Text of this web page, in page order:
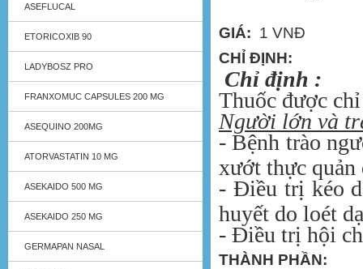
ASEFLUCAL
ETORICOXIB 90
LADYBOSZ PRO
FRANXOMUC CAPSULES 200 MG
ASEQUINO 200MG
ATORVASTATIN 10 MG
ASEKAIDO 500 MG
ASEKAIDO 250 MG
GERMAPAN NASAL
GIÁ: 1 VNĐ
CHỈ ĐỊNH:
Chỉ định :
Thuốc được
Người lớn và
- Bệnh trào
xướt thực quản
- Điều trị kéo
huyết do loét
- Điều trị hội
THÀNH PHẦN: